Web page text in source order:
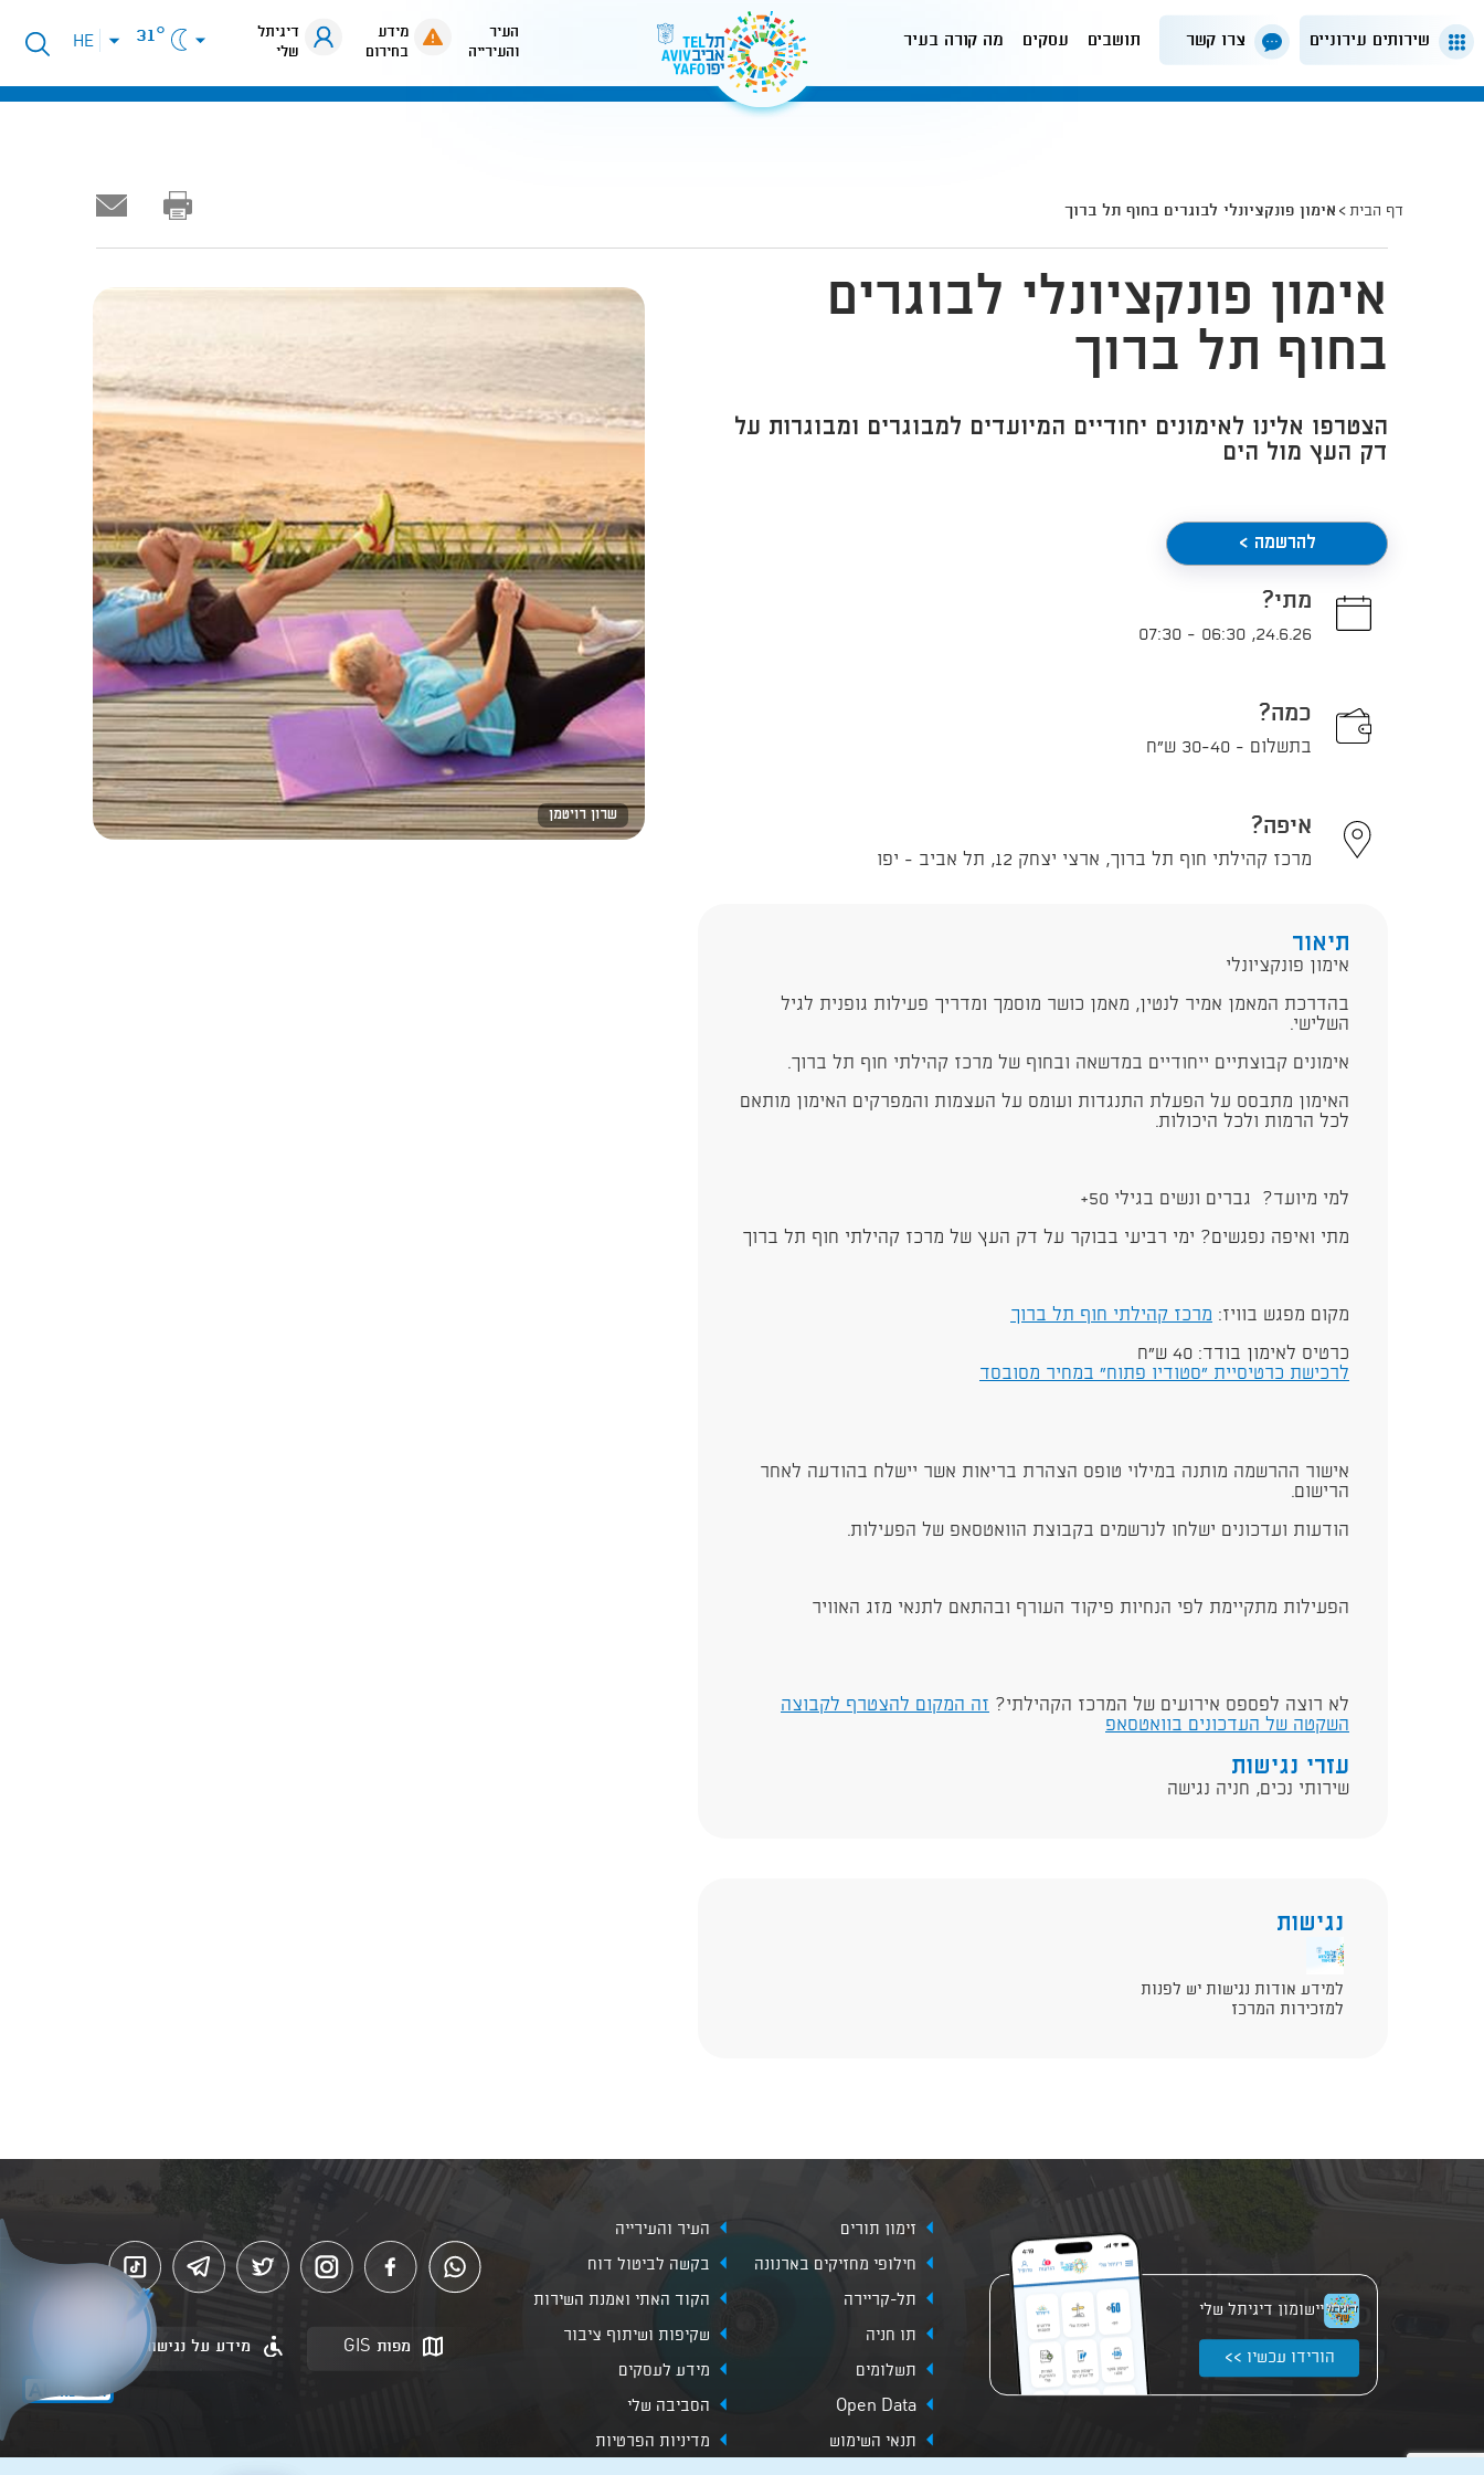
שירותים עירוניים צרו קשר תושבים עסקים מה קורה בעיר
העיר
והעירייה
מידע
בחירום
דיגיתל
שלי
31°
פתיחת
תפריט
HE
דף הבית אימון פונקציונלי לבוגרים בחוף תל ברוך
שרון רויטמן
אימון פונקציונלי לבוגרים
בחוף תל ברוך
הצטרפו אלינו לאימונים יחודיים המיועדים למבוגרים ומבוגרות על
דק העץ מול הים
להרשמה >
מתי?
24.6.26
,
06:30
-
07:30
כמה?
בתשלום - 30-40 ש"ח
איפה?
מרכז קהילתי חוף תל ברוך, ארצי יצחק 12, תל אביב - יפו
תיאור
אימון פונקציונלי
בהדרכת המאמן אמיר לנטין, מאמן כושר מוסמך ומדריך פעילות גופנית לגיל
השלישי.
אימונים קבוצתיים ייחודיים במדשאה ובחוף של מרכז קהילתי חוף תל ברוך.
האימון מתבסס על הפעלת התנגדות ועומס על העצמות והמפרקים האימון מותאם
לכל הרמות ולכל היכולות.
למי מיועד? גברים ונשים בגילי 50+
מתי ואיפה נפגשים? ימי רביעי בבוקר על דק העץ של מרכז קהילתי חוף תל ברוך
מקום מפגש בוויז: מרכז קהילתי חוף תל ברוך
כרטיס לאימון בודד: 40 ש"ח
לרכישת כרטיסיית "סטודיו פתוח" במחיר מסובסד
אישור ההרשמה מותנה במילוי טופס הצהרת בריאות אשר יישלח בהודעה לאחר
הרישום.
הודעות ועדכונים ישלחו לנרשמים בקבוצת הוואטסאפ של הפעילות.
הפעילות מתקיימת לפי הנחיות פיקוד העורף ובהתאם לתנאי מזג האוויר
לא רוצה לפספס אירועים של המרכז הקהילתי? זה המקום להצטרף לקבוצה
השקטה של העדכונים בוואטסאפ
עזרי נגישות
שירותי נכים, חניה נגישה
נגישות
למידע אודות נגישות יש לפנות
למזכירות המרכז
יישומון דיגיתל שלי
הורידו עכשיו >>
זימון תורים העיר והעירייה
חילופי מחזיקים בארנונה בקשה לביטול דוח
תל-קריירה
הקוד האתי ואמנת השירות
תו חניה
שקיפות ושיתוף ציבור
תשלומים
מידע לעסקים
Open Data
הסביבה שלי
תנאי השימוש מדיניות הפרטיות
מפות GIS מידע על נגישות